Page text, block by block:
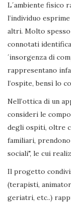
L´ambiente fisico
l’individuo
altri. Molto
connotati
´insorgenza di
rappresentano
l’ospite, bensì lo
Nell’ottica di un
consideri le
degli ospiti, oltre
familiari,
sociali", le cui
Il progetto
(terapisti,
geriatri, etc..)